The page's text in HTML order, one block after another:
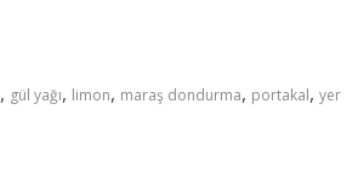
, gül yağı, limon, maraş dondurma, portakal, yer